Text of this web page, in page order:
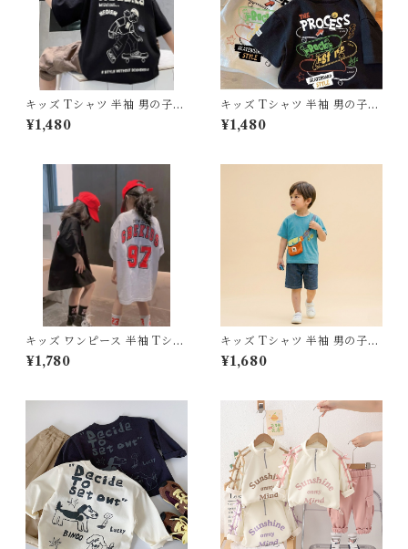
キッズ Tシャツ 半袖 男の子
ストリート スケボー少年 バッ
クプリント トップス 90 100 1
綿 綿100% コットン 夏服 新
作 韓国子供服 通園 通学 ダン
ス ジュニア
¥1,480
キッズ Tシャツ 半袖 男の子
アメカジ ストリート スケボー
グラフィティ 落書き風 プリン
0% コットン 薄手 夏服 新作
韓国子供服 通園 通学
¥1,480
キッズ ワンピース 半袖 Tシャ
ツ 女の子 バスケ ユニフォーム
ナンバリング ロゴ 110 120 13
トリート ダンス 衣装 レッスン
着
¥1,780
キッズ Tシャツ 半袖 男の子
女の子 新作 韓国子供服 サスペ
ンダー バッグ風 プリント トッ
お出かけ 通園 通学 おしゃれ
¥1,680